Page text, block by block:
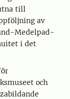
till
av
Medelpad-
i det
och